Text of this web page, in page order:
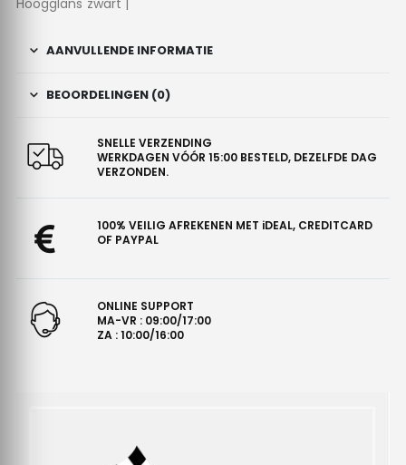
AANVULLENDE INFORMATIE
BEOORDELINGEN (0)
SNELLE VERZENDING
WERKDAGEN VÓÓR 15:00 BESTELD, DEZELFDE DAG
VERZONDEN.
100% VEILIG AFREKENEN MET iDEAL, CREDITCARD
OF PAYPAL
ONLINE SUPPORT
MA-VR : 09:00/17:00
ZA : 10:00/16:00